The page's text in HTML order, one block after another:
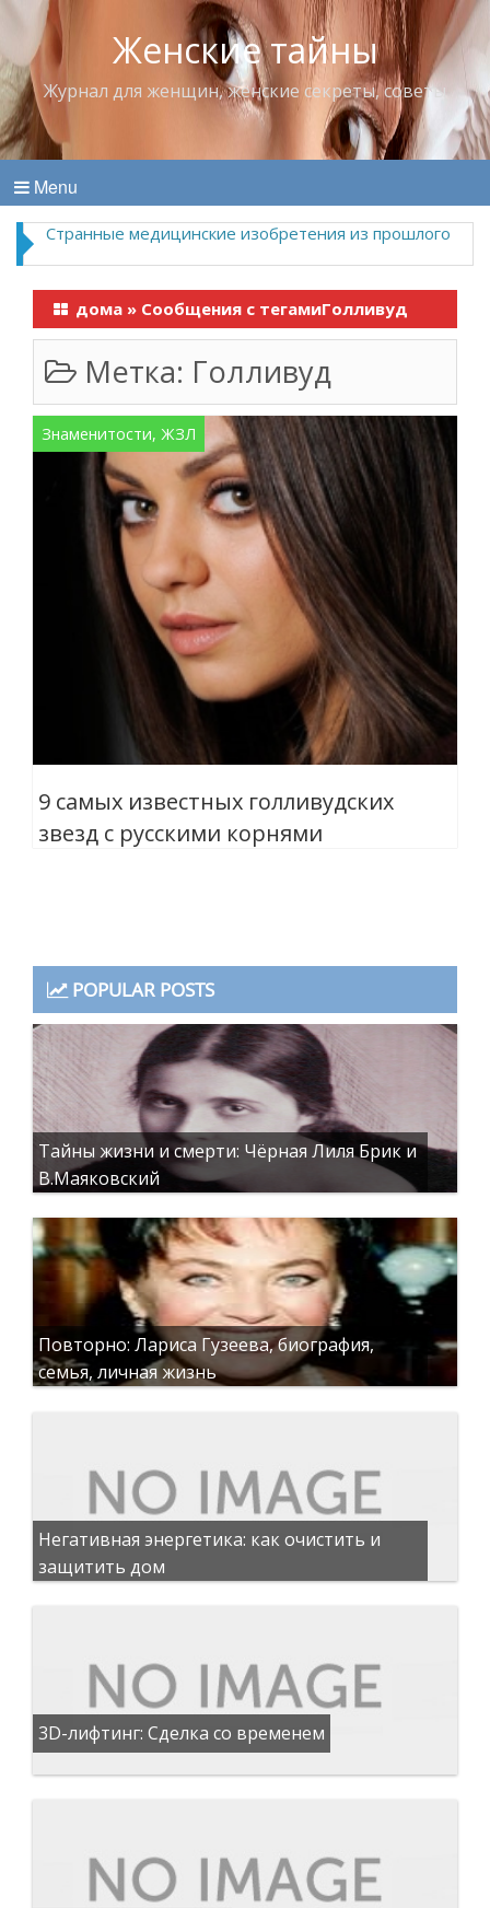
Женские тайны
Журнал для женщин, женские секреты, советы
Menu
Странные медицинские изобретения из прошлого
дома » Сообщения с тегамиГолливуд
Метка: Голливуд
Знаменитости, ЖЗЛ
9 самых известных голливудских
звезд с русскими корнями
POPULAR POSTS
Тайны жизни и смерти: Чёрная Лиля Брик и
В.Маяковский
Повторно: Лариса Гузеева, биография,
семья, личная жизнь
Негативная энергетика: как очистить и
защитить дом
3D-лифтинг: Сделка со временем